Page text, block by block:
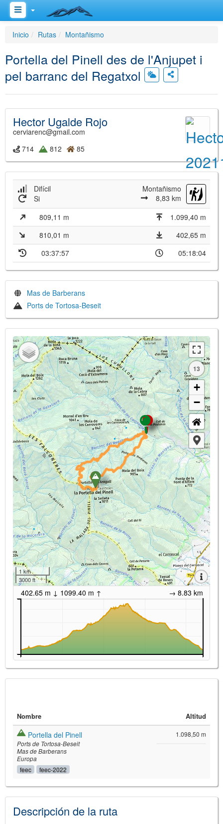
Inicio Rutas Montañismo
Portella del Pinell des de l'Anjupet i
pel barranc del Regatxol
Hector Ugalde Rojo
cerviarenc@gmail.com
714
812 85
Difícil
Montañismo
8,83 km
Si
809,11 m
1.099,40 m
810,01 m
402,65 m
03:37:57
05:18:04
Mas de Barberans
Ports de Tortosa-Beseit
13
+
−
1 km
3000 ft
©Leaflet
and its contributors
©Institut Cartogràfic i Geològic de
402.65 m ↓ 1099.40 m ↑ → 8.83 km
Nombre Altitud
Portella del Pinell
Ports de Tortosa-Beseit
Mas de Barberans
Europa
feec feec-2022
1.098,50 m
Descripción de la ruta